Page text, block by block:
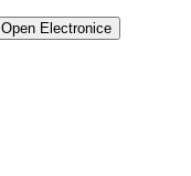
Open Electronice